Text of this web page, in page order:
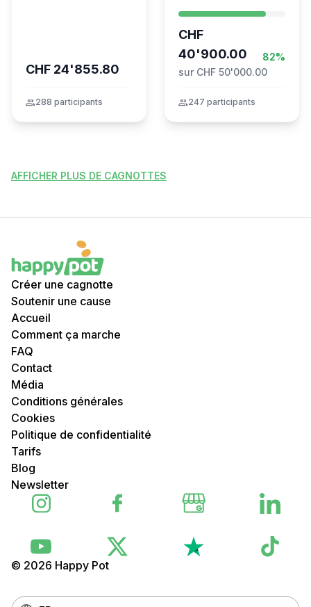
CHF 24'855.80
group288 participants
Höchstgrenze
unabhängig prüfen
CHF
40'900.00
82%
sur CHF 50'000.00
group247 participants
AFFICHER PLUS DE CAGNOTTES
© 2026 Happy Pot
Créer une cagnotte
Soutenir une cause
Accueil
Comment ça marche
FAQ
Contact
Média
Conditions générales
Cookies
Politique de confidentialité
Tarifs
Blog
Newsletter